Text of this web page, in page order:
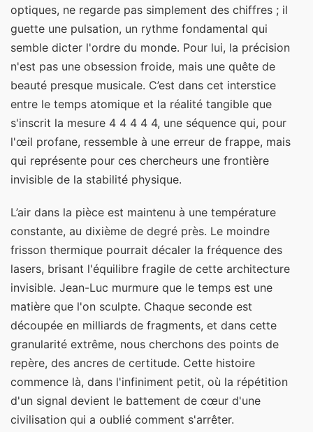
optiques, ne regarde pas simplement des chiffres ; il
guette une pulsation, un rythme fondamental qui
semble dicter l'ordre du monde. Pour lui, la précision
n'est pas une obsession froide, mais une quête de
beauté presque musicale. C’est dans cet interstice
entre le temps atomique et la réalité tangible que
s'inscrit la mesure 4 4 4 4 4, une séquence qui, pour
l'œil profane, ressemble à une erreur de frappe, mais
qui représente pour ces chercheurs une frontière
invisible de la stabilité physique.
L’air dans la pièce est maintenu à une température
constante, au dixième de degré près. Le moindre
frisson thermique pourrait décaler la fréquence des
lasers, brisant l'équilibre fragile de cette architecture
invisible. Jean-Luc murmure que le temps est une
matière que l'on sculpte. Chaque seconde est
découpée en milliards de fragments, et dans cette
granularité extrême, nous cherchons des points de
repère, des ancres de certitude. Cette histoire
commence là, dans l'infiniment petit, où la répétition
d'un signal devient le battement de cœur d'une
civilisation qui a oublié comment s'arrêter.